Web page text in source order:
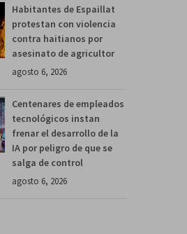
Habitantes de Espaillat
protestan con violencia
contra haitianos por
asesinato de agricultor
agosto 6, 2026
Centenares de empleados
tecnológicos instan
frenar el desarrollo de la
IA por peligro de que se
salga de control
agosto 6, 2026